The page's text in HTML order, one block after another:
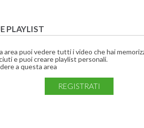
PLAYLIST
area puoi vedere tutti i video che hai
e puoi creare playlist personali.
a questa area
REGISTRATI